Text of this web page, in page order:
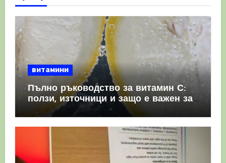
витамини
Пълно ръководство за витамин С:
ползи, източници и защо е важен за
имунната система